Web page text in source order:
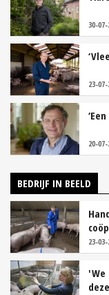
30-07-
23-
20-
BEDRIJF IN BEELD
23-
'We